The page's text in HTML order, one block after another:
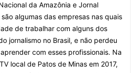
da Amazônia e Jornal
algumas das empresas nas quais
de trabalhar com alguns dos
jornalismo no Brasil, e não perdeu
com esses profissionais. Na
local de Patos de Minas em 2017,